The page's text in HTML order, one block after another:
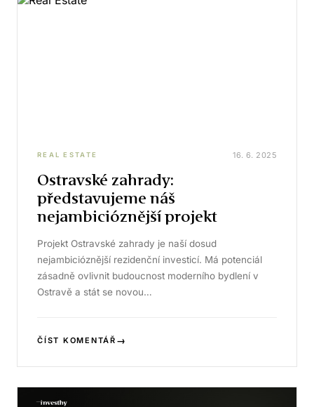
REAL ESTATE 16. 6. 2025
Ostravské zahrady:
představujeme náš
nejambicióznější projekt
Projekt Ostravské zahrady je naší dosud
nejambicióznější rezidenční investicí. Má potenciál
zásadně ovlivnit budoucnost moderního bydlení v
Ostravě a stát se novou…
ČÍST KOMENTÁŘ →